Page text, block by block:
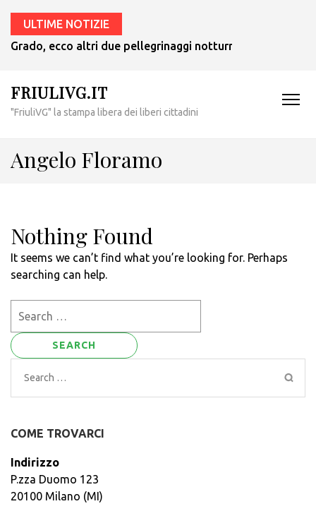
ULTIME NOTIZIE
Grado, ecco altri due pellegrinaggi notturni in barca nei
FRIULIVG.IT
"FriuliVG" la stampa libera dei liberi cittadini
Angelo Floramo
Nothing Found
It seems we can’t find what you’re looking for. Perhaps
searching can help.
Search
for:
COME TROVARCI
Indirizzo
P.zza Duomo 123
20100 Milano (MI)